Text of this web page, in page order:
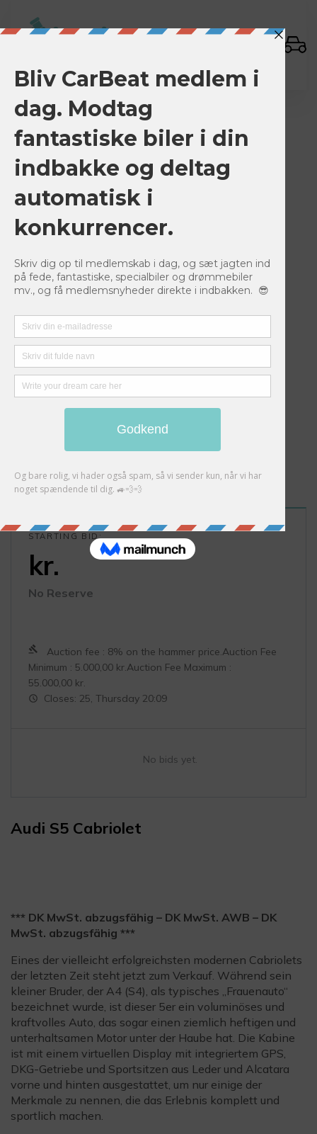
BACK TO LISTINGS
Save 0
Audi S5 Cabriolet
*** DK MwSt. abzugsfähig – DK MwSt. AWB – DK
MwSt. abzugsfähig ***
Eines der vielleicht erfolgreichsten modernen Cabriolets
der letzten Zeit steht jetzt zum Verkauf. Während sein
kleiner Bruder, der A4 (S4), als typisches „Frauenauto“
bezeichnet wurde, ist dieser 5er ein voluminöses und
kraftvolles Auto, das sogar einen ziemlich heftigen und
unterhaltsamen Motor unter der Haube hat. Die Kabine
ist mit einem virtuellen Display mit integriertem GPS,
DKG-Getriebe und Sportsitzen aus Leder und Alcatara
vorne und hinten ausgestattet, um nur einige der
Merkmale zu nennen, die das Erlebnis komplett und
sportlich machen.
STARTING BID:
kr.
No Reserve
Auction fee : 8% on the hammer price.Auction Fee
Minimum : 5.000,00 kr. Auction Fee Maximum :
55.000,00 kr.
Closes: 25, Thursday 20:09
No bids yet.